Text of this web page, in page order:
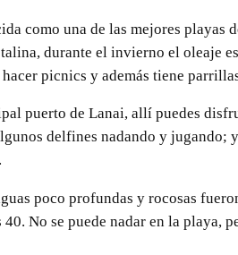
como una de las mejores playas
durante el invierno el oleaje
picnics y además tiene
puerto de Lanai, allí puedes
delfines nadando y jugando;
poco profundas y rocosas
No se puede nadar en la playa,